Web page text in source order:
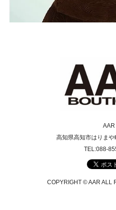
AAR
高知県高知市はりま
TEL:088-
COPYRIGHT © AAR ALL